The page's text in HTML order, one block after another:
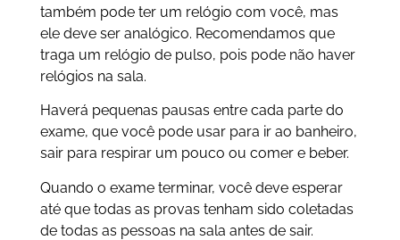
também pode ter um relógio com você, mas
ele deve ser analógico. Recomendamos que
traga um relógio de pulso, pois pode não haver
relógios na sala.
Haverá pequenas pausas entre cada parte do
exame, que você pode usar para ir ao banheiro,
sair para respirar um pouco ou comer e beber.
Quando o exame terminar, você deve esperar
até que todas as provas tenham sido coletadas
de todas as pessoas na sala antes de sair.